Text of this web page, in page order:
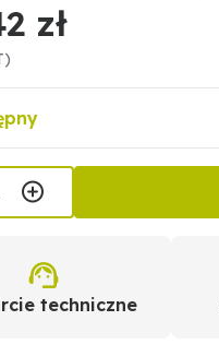
zł
techniczne